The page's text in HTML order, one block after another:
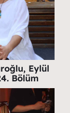
Eylül
Bölüm